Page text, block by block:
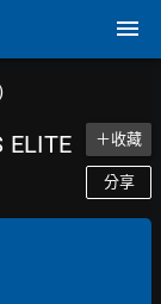
ELITE
＋收藏
分享